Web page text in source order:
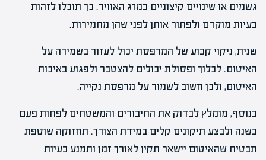
גשמים או שינויים קיצוניים במזג האוויר. כך תוכלו לזהות
בעיות מוקדם ולפתור אותן לפני שהן מחמירות.
שנית, ניקוי קבוע של המרפסת יכול לעזור בשמירה על
האיטום. לכלוך ופסולת יכולים להצטבר ולפגוע באיכות
האיטום, ולכן חשוב לשמור על מרפסת נקייה.
בנוסף, מומלץ לבדוק את החיבורים והמשטחים לפחות פעם
בשנה ולבצע תיקונים קלים במידת הצורך. תחזוקה שוטפת
תבטיח שהאיטום יישאר תקין לאורך זמן ותמנע בעיות